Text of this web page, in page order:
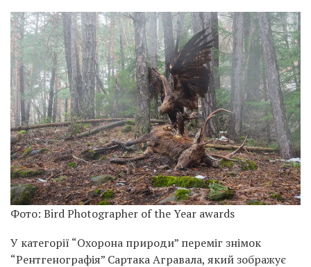
Фото: Bird Photographer of the Year awards
У категорії “Охорона природи” переміг знімок
“Рентгенографія” Сартака Агравала, який зображує